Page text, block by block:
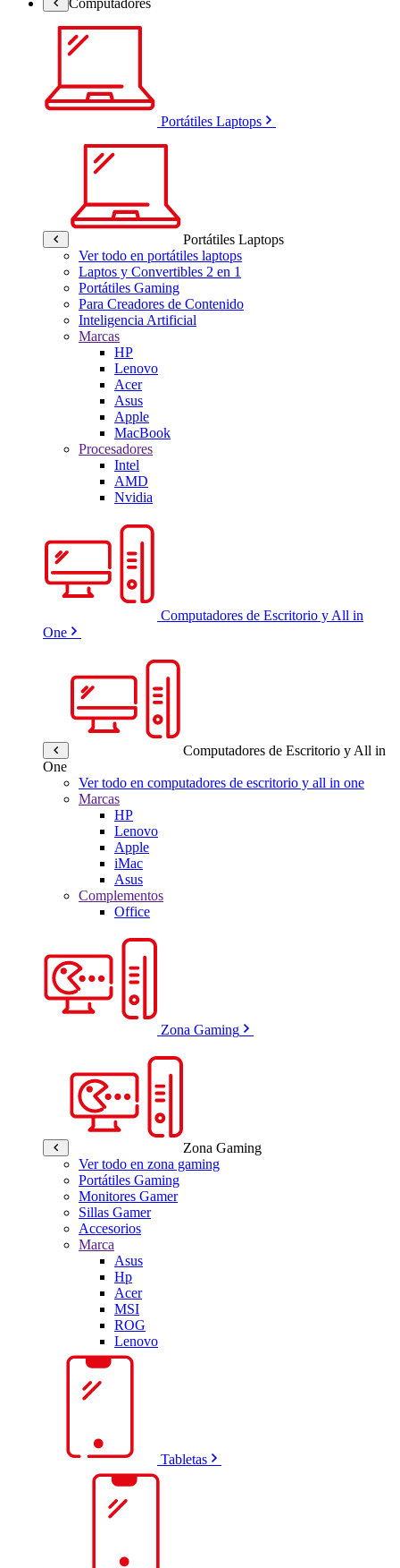
Portátiles Laptops
Portátiles Laptops
Ver todo en portátiles laptops
Laptos y Convertibles 2 en 1
Portátiles Gaming
Para Creadores de Contenido
Inteligencia Artificial
Marcas
HP
Lenovo
Acer
Asus
Apple
MacBook
Procesadores
Intel
AMD
Nvidia
Computadores de Escritorio y All in
One
Computadores de Escritorio y All in
One
Ver todo en computadores de escritorio y all in one
Marcas
HP
Lenovo
Apple
iMac
Asus
Complementos
Office
Zona Gaming
Zona Gaming
Ver todo en zona gaming
Portátiles Gaming
Monitores Gamer
Sillas Gamer
Accesorios
Marca
Asus
Hp
Acer
MSI
ROG
Lenovo
Tabletas